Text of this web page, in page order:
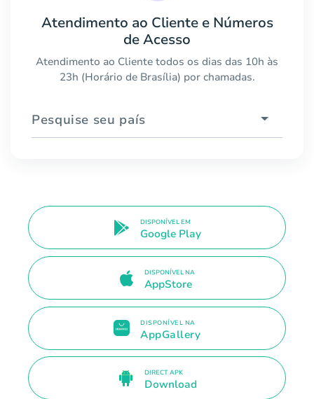
Atendimento ao Cliente e Números
de Acesso
Atendimento ao Cliente todos os dias das 10h às
23h (Horário de Brasília) por chamadas.
Pesquise seu país
DISPONÍVEL EM
Google Play
DISPONÍVEL NA
AppStore
DISPONÍVEL NA
AppGallery
DIRECT APK
Download